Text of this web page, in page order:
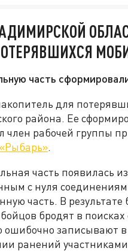
часть
для
района. Ее
член рабочей группы
.
часть появилась
с нуля
часть. В
бродят в
ошибочно записывают
ранений